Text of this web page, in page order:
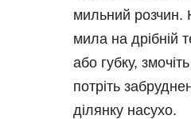
мильний розчин.
мила на дрібній
або губку,
потріть
ділянку насухо.